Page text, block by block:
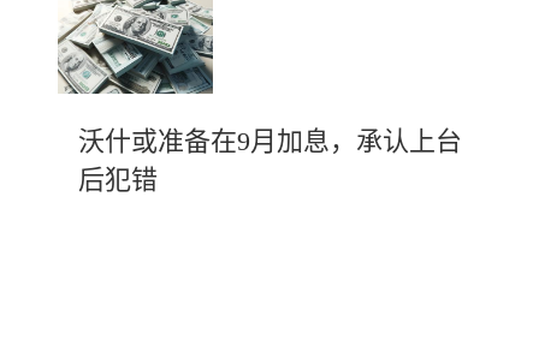
沃什或准备在9月加息，承认上台
后犯错